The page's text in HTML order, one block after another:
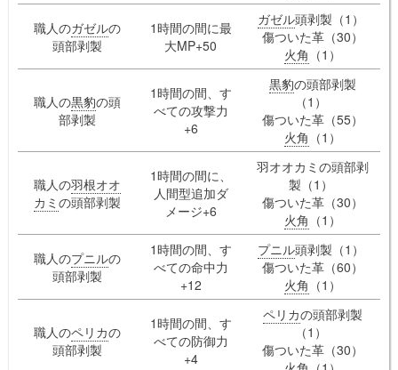
職人のガゼルの
頭部剥製
1時間の間に最
大MP+50
ガゼル頭剥製（1）
傷ついた革（30）
火角 （1）
職人の黒豹の頭
部剥製
1時間の間、す
べての攻撃力
+6
黒豹の頭部剥製
（1）
傷ついた革（55）
火角 （1）
職人の羽根オオ
カミ の頭部剥製
1時間の間に、
人間型追加ダ
メージ+6
羽オオカミの頭部剥
製（1）
傷ついた革（30）
火角 （1）
職人のプニルの
頭部剥製
1時間の間、す
べての命中力
+12
プニル頭剥製（1）
傷ついた革（60）
火角 （1）
職人のペリカの
頭部剥製
1時間の間、す
べての防御力
+4
ペリカの頭部剥製
（1）
傷ついた革（30）